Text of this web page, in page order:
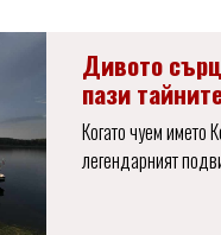
Дивото
пази
Когато чуем името
легендарният